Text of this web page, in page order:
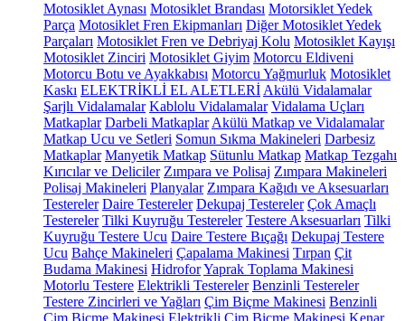
Motosiklet Aynası Motosiklet Brandası Motorsiklet Yedek
Parça Motosiklet Fren Ekipmanları Diğer Motosiklet Yedek
Parçaları Motosiklet Fren ve Debriyaj Kolu Motosiklet Kayışı
Motosiklet Zinciri Motosiklet Giyim Motorcu Eldiveni
Motorcu Botu ve Ayakkabısı Motorcu Yağmurluk Motosiklet
Kaskı ELEKTRİKLİ EL ALETLERİ Akülü Vidalamalar
Şarjlı Vidalamalar Kablolu Vidalamalar Vidalama Uçları
Matkaplar Darbeli Matkaplar Akülü Matkap ve Vidalamalar
Matkap Ucu ve Setleri Somun Sıkma Makineleri Darbesiz
Matkaplar Manyetik Matkap Sütunlu Matkap Matkap Tezgahı
Kırıcılar ve Deliciler Zımpara ve Polisaj Zımpara Makineleri
Polisaj Makineleri Planyalar Zımpara Kağıdı ve Aksesuarları
Testereler Daire Testereler Dekupaj Testereler Çok Amaçlı
Testereler Tilki Kuyruğu Testereler Testere Aksesuarları Tilki
Kuyruğu Testere Ucu Daire Testere Bıçağı Dekupaj Testere
Ucu Bahçe Makineleri Çapalama Makinesi Tırpan Çit
Budama Makinesi HidroforYaprak Toplama Makinesi
Motorlu Testere Elektrikli Testereler Benzinli Testereler
Testere Zincirleri ve Yağları Çim Biçme Makinesi Benzinli
Çim Biçme Makinesi Elektrikli Çim Biçme Makinesi Kenar